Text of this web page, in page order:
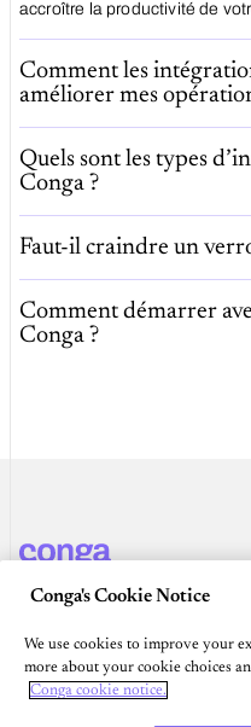
accroître la productivité de
Comment les
améliorer mes
Quels sont les types
Conga ?
Faut-il craindre un
Comment démarrer
Conga ?
Plateforme
Communauté
Conga's Cookie Notice
We use cookies to improve your
more about your cookie choices
Conga cookie notice.